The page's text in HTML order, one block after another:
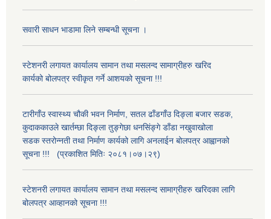
सवारी साधन भाडामा लिने सम्बन्धी सूचना ।
स्टेशनरी लगायत कार्यालय सामान तथा मसलन्द सामाग्रीहरु खरिद
कार्यको बोलपत्र स्वीकृत गर्ने आशयको सूचना !!!
टारीगाँउ स्वास्थ्य चौकी भवन निर्माण, सतल ढाँडगाँउ दिङ्ला बजार सडक,
कुदाककाउले खार्तम्छा दिङ्ला तुङ्गेछा धनसिंङ्गे डाँडा नखुवाखोला
सडक स्तरोन्नती तथा निर्माण कार्यको लागि अनलाईन बोलपत्र आह्वानको
सूचना !!! (प्रकाशित मितिः २०८१।०७।२९)
स्टेशनरी लगायत कार्यालय सामान तथा मसलन्द सामाग्रीहरु खरिदका लागि
बोलपत्र आव्हानको सूचना !!!